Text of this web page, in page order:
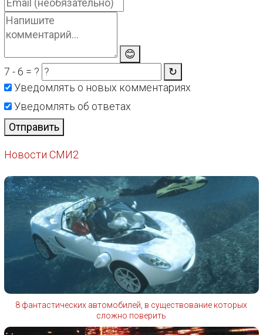
😊
7 - 6 = ?
↻
Уведомлять о новых комментариях
Уведомлять об ответах
Отправить
Новости СМИ2
8 фантастических автомобилей, в существование которых
сложно поверить